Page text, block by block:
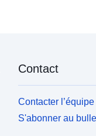
Contact
Contacter
S'abonner au